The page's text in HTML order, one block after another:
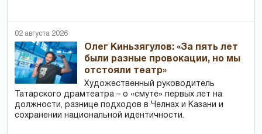
02 августа 2026
Олег Киньзягулов: «За пять лет
были разные провокации, но мы
отстояли театр»
Художественный руководитель
Татарского драмтеатра – о «смуте» первых лет на
должности, разнице подходов в Челнах и Казани и
сохранении национальной идентичности.